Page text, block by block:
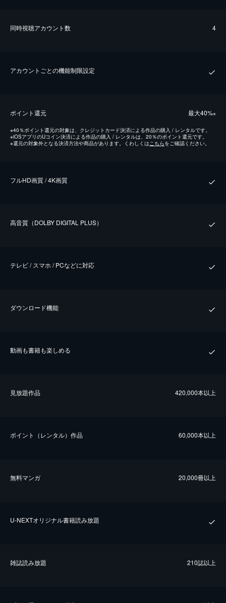
同時視聴アカウント数 4
アカウントごとの機能制限設定
ポイント還元 最⼤40%※
※40％ポイント還元の対象は、クレジットカード決済による作品の購入 / レンタルです。
※iOSアプリのUコイン決済による作品の購入 / レンタルは、20％のポイント還元です。
※還元の対象外となる決済方法や商品があります。くわしくはこちらをご確認ください。
フルHD画質 / 4K画質
⾼⾳質（DOLBY DIGITAL PLUS）
テレビ / スマホ / PCなどに対応
ダウンロード機能
動画も書籍も楽しめる
⾒放題作品 420,000本以上
ポイント（レンタル）作品 60,000本以上
無料マンガ 20,000冊以上
U-NEXTオリジナル書籍読み放題
雑誌読み放題 210誌以上